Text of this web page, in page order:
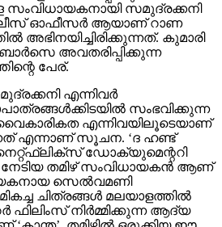
സമുദ്രക്കനി
ഓഫീസര്‍ ആയാണ് റാണ
അഭിനയിച്ചിരിക്കുന്നത്. കുമാരി
അവതരിപ്പിക്കുന്ന
പേര്.
എന്നിവര്‍
സംഭവിക്കുന്ന
എന്നിവയിലൂടെയാണ്
എന്നാണ് സൂചന. ‘ദ ഹണ്ട്
ഡോക്യുമെന്ററി
നേടിയ തമിഴ് സംവിധായകന്‍ ആണ്
സെല്‍വമണി
ചിത്രങ്ങള്‍ മലയാളത്തില്‍
ഫിലിംസ് നിര്‍മ്മിക്കുന്ന ആദ്യ